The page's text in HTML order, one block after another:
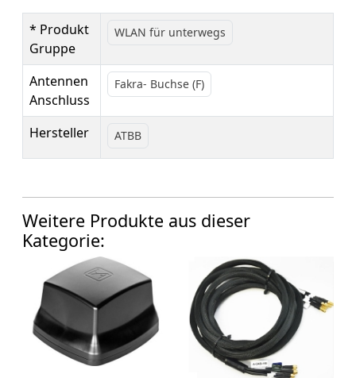
* Produkt
Gruppe
WLAN für unterwegs
Antennen
Anschluss
Fakra- Buchse (F)
Hersteller ATBB
Weitere Produkte aus dieser
Kategorie: